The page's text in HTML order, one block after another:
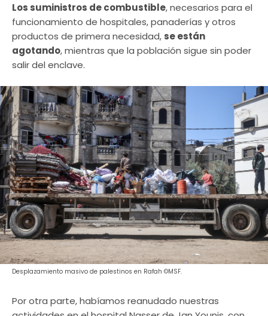
Los suministros de combustible, necesarios para el
funcionamiento de hospitales, panaderías y otros
productos de primera necesidad, se están
agotando, mientras que la población sigue sin poder
salir del enclave.
Desplazamiento masivo de palestinos en Rafah ©MSF.
Por otra parte, habíamos reanudado nuestras